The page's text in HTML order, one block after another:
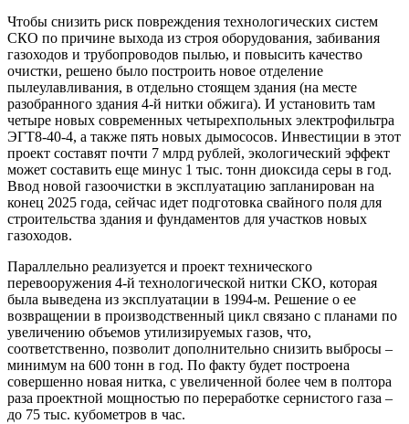
Чтобы снизить риск повреждения технологических систем
СКО по причине выхода из строя оборудования, забивания
газоходов и трубопроводов пылью, и повысить качество
очистки, решено было построить новое отделение
пылеулавливания, в отдельно стоящем здания (на месте
разобранного здания 4-й нитки обжига). И установить там
четыре новых современных четырехпольных электрофильтра
ЭГТ8-40-4, а также пять новых дымососов. Инвестиции в этот
проект составят почти 7 млрд рублей, экологический эффект
может составить еще минус 1 тыс. тонн диоксида серы в год.
Ввод новой газоочистки в эксплуатацию запланирован на
конец 2025 года, сейчас идет подготовка свайного поля для
строительства здания и фундаментов для участков новых
газоходов.
Параллельно реализуется и проект технического
перевооружения 4-й технологической нитки СКО, которая
была выведена из эксплуатации в 1994-м. Решение о ее
возвращении в производственный цикл связано с планами по
увеличению объемов утилизируемых газов, что,
соответственно, позволит дополнительно снизить выбросы –
минимум на 600 тонн в год. По факту будет построена
совершенно новая нитка, с увеличенной более чем в полтора
раза проектной мощностью по переработке сернистого газа –
до 75 тыс. кубометров в час.